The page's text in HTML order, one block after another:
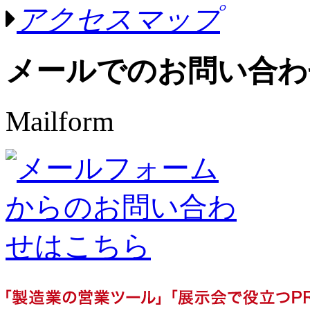
アクセスマップ
メールでのお問い合
Mailform